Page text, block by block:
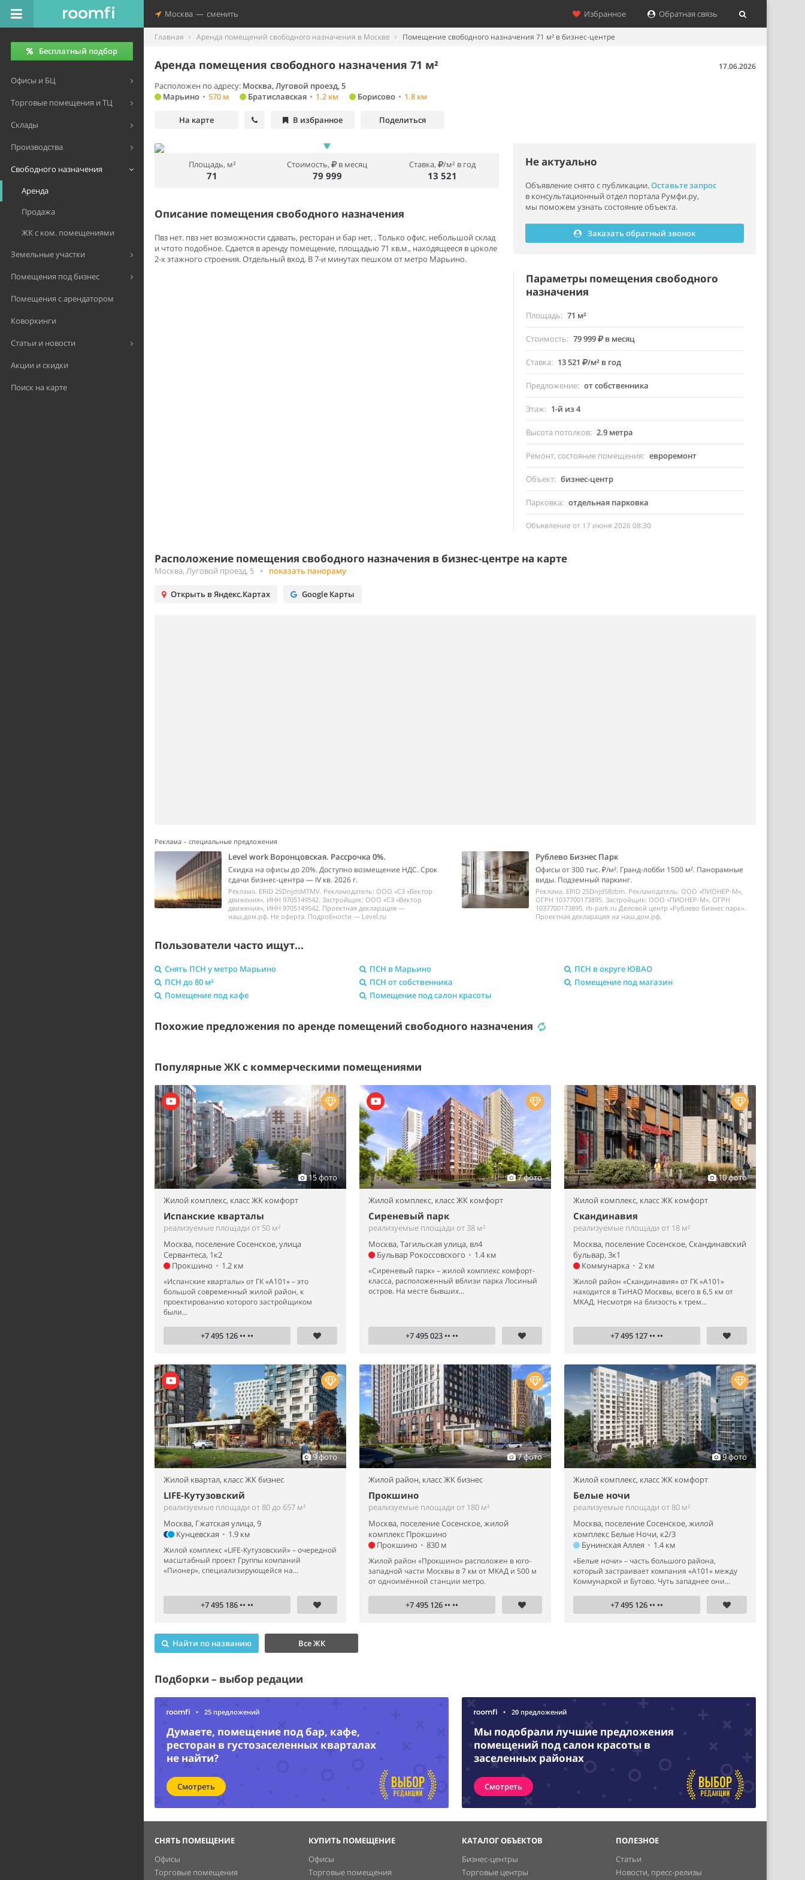
Москва — сменить Избранное Обратная связь
Бесплатный подбор
Офисы и БЦ
Торговые помещения и ТЦ
Склады
Производства
Свободного назначения
Аренда
Продажа
ЖК с ком. помещениями
Земельные участки
Помещения под бизнес
Помещения с арендатором
Коворкинги
Статьи и новости
Акции и скидки
Поиск на карте
Главная Аренда помещений свободного назначения в Москве Помещение свободного назначения 71 м² в бизнес-центре
Аренда помещения свободного назначения 71 м² 17.06.2026
Расположен по адресу: Москва, Луговой проезд, 5
Марьино • 570 м Братиславская • 1.2 км Борисово • 1.8 км
На карте В избранное Поделиться
Площадь, м²
71
Стоимость, в месяц
79 999
Ставка, /м² в год
13 521
Описание помещения свободного назначения
Пвз нет. пвз нет возможности сдавать, ресторан и бар нет, . Только офис. небольшой склад
и чтото подобное. Сдается в аренду помещение, площадью 71 кв.м., находящееся в цоколе
2-х этажного строения. Отдельный вход. В 7-и минутах пешком от метро Марьино.
Не актуально
Объявление снято с публикации.Оставьте запрос
в консультационный отдел портала Румфи.ру,
мы поможем узнать состояние объекта.
Заказать обратный звонок
Параметры помещения свободного
назначения
Площадь 71 м²
Стоимость 79 999 в месяц
Ставка 13 521 /м² в год
Предложение от собственника
Этаж 1-й из 4
Высота потолков 2.9 метра
Ремонт, состояние помещения евроремонт
Объект бизнес-центр
Парковка отдельная парковка
Объявление от 17 июня 2026 08:30
Расположение помещения свободного назначения в бизнес-центре на карте
Москва, Луговой проезд, 5 • показать панораму
Открыть в Яндекс.Картах Google Карты
Реклама – специальные предложения
Level work Воронцовская. Рассрочка 0%.
Скидка на офисы до 20%. Доступно возмещение НДС. Срок
сдачи бизнес-центра — IV кв. 2026 г.
Реклама. ERID 2SDnjdsMTMV. Рекламодатель: ООО «СЗ «Вектор
движения», ИНН 9705149542. Застройщик: ООО «СЗ «Вектор
движения», ИНН 9705149542. Проектная декларация —
наш.дом.рф. Не оферта. Подробности — Level.ru
Рублево Бизнес Парк
Офисы от 300 тыс. ₽/м². Гранд-лобби 1500 м². Панорамные
виды. Подземный паркинг.
Реклама. ERID 2SDnjdS8zbm. Рекламодатель: ООО «ПИОНЕР-М»,
ОГРН 1037700173895. Застройщик: ООО «ПИОНЕР-М», ОГРН
1037700173895. rb-park.ru Деловой центр «Рублево бизнес парк».
Проектная декларация на наш.дом.рф.
Пользователи часто ищут...
Снять ПСН у метро Марьино ПСН в Марьино
ПСН в округе ЮВАО
ПСН до 80 м²
ПСН от собственника
Помещение под магазин
Помещение под кафе
Помещение под салон красоты
Похожие предложения по аренде помещений свободного назначения
Популярные ЖК с коммерческими помещениями
15 фото
Жилой комплекс, класс ЖК комфорт
Испанские кварталы
реализуемые площади от 50 м²
Москва, поселение Сосенское, улица
Сервантеса, 1к2
Прокшино • 1.2 км
«Испанские кварталы» от ГК «А101» – это
большой современный жилой район, к
проектированию которого застройщиком
были...
+7 495 126 •• ••
7 фото
Жилой комплекс, класс ЖК комфорт
Сиреневый парк
реализуемые площади от 38 м²
Москва, Тагильская улица, вл4
Бульвар Рокоссовского • 1.4 км
«Сиреневый парк» – жилой комплекс комфорт-
класса, расположенный вблизи парка Лосиный
остров. На месте бывших...
+7 495 023 •• ••
10 фото
Жилой комплекс, класс ЖК комфорт
Скандинавия
реализуемые площади от 18 м²
Москва, поселение Сосенское, Скандинавский
бульвар, 3к1
Коммунарка • 2 км
Жилой район «Скандинавия» от ГК «А101»
находится в ТиНАО Москвы, всего в 6,5 км от
МКАД. Несмотря на близость к трем...
+7 495 127 •• ••
9 фото
Жилой квартал, класс ЖК бизнес
LIFE-Кутузовский
реализуемые площади от 80 до 657 м²
Москва, Гжатская улица, 9
Кунцевская • 1.9 км
Жилой комплекс «LIFE-Кутузовский» – очередной
масштабный проект Группы компаний
«Пионер», специализирующейся на...
+7 495 186 •• ••
7 фото
Жилой район, класс ЖК бизнес
Прокшино
реализуемые площади от 180 м²
Москва, поселение Сосенское, жилой
комплекс Прокшино
Прокшино • 830 м
Жилой район «Прокшино» расположен в юго-
западной части Москвы в 7 км от МКАД и 500 м
от одноимённой станции метро.
+7 495 126 •• ••
9 фото
Жилой комплекс, класс ЖК комфорт
Белые ночи
реализуемые площади от 80 м²
Москва, поселение Сосенское, жилой
комплекс Белые Ночи, к2/3
Бунинская Аллея • 1.4 км
«Белые ночи» – часть большого района,
который застраивает компания «А101» между
Коммунаркой и Бутово. Чуть западнее они...
+7 495 126 •• ••
Найти по названию Все ЖК
Подборки – выбор редации
• 25 предложений
Думаете, помещение под бар, кафе,
ресторан в густозаселенных кварталах
не найти?
Смотреть
• 20 предложений
Мы подобрали лучшие предложения
помещений под салон красоты в
заселенных районах
Смотреть
СНЯТЬ ПОМЕЩЕНИЕ
Офисы
Торговые помещения
КУПИТЬ ПОМЕЩЕНИЕ
Офисы
Торговые помещения
КАТАЛОГ ОБЪЕКТОВ
Бизнес-центры
Торговые центры
ПОЛЕЗНОЕ
Статьи
Новости, пресс-релизы